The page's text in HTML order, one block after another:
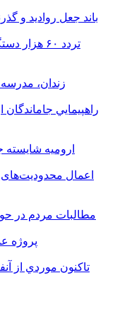
باند جعل روادید و
تردد ۶۰
زندان،
راهپيمايي
اروميه
اعمال محدودیت‌های
مطالبات مردم در
247
تاکنون موردي از